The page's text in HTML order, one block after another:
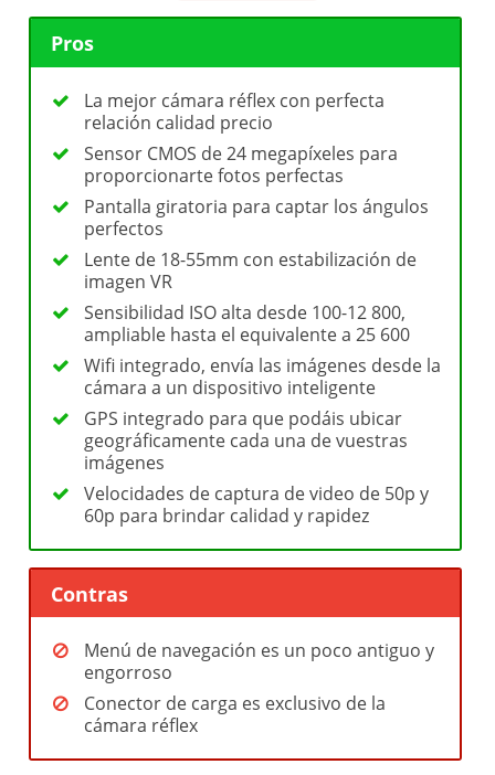
Pros
La mejor cámara réflex con perfecta
relación calidad precio
Sensor CMOS de 24 megapíxeles para
proporcionarte fotos perfectas
Pantalla giratoria para captar los ángulos
perfectos
Lente de 18-55mm con estabilización de
imagen VR
Sensibilidad ISO alta desde 100-12 800,
ampliable hasta el equivalente a 25 600
Wifi integrado, envía las imágenes desde la
cámara a un dispositivo inteligente
GPS integrado para que podáis ubicar
geográficamente cada una de vuestras
imágenes
Velocidades de captura de video de 50p y
60p para brindar calidad y rapidez
Contras
Menú de navegación es un poco antiguo y
engorroso
Conector de carga es exclusivo de la
cámara réflex